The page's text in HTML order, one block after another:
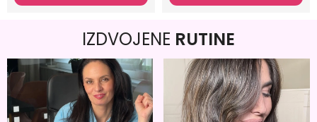
IZDVOJENE RUTINE